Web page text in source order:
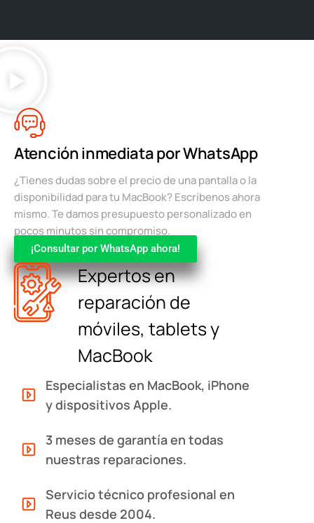
Atención inmediata por WhatsApp
¿Tienes dudas sobre el precio de una pantalla o la
disponibilidad para tu MacBook? Escríbenos ahora
mismo. Te damos presupuesto personalizado en
pocos minutos sin compromiso.
¡Consultar por WhatsApp ahora!
Expertos en
reparación de
móviles, tablets y
MacBook
Especialistas en MacBook, iPhone
y dispositivos Apple.
3 meses de garantía en todas
nuestras reparaciones.
Servicio técnico profesional en
Reus desde 2004.